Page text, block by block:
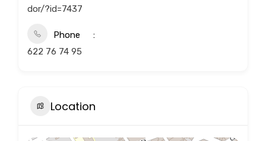
dor/?id=7437
Phone
622 76 74 95
Location